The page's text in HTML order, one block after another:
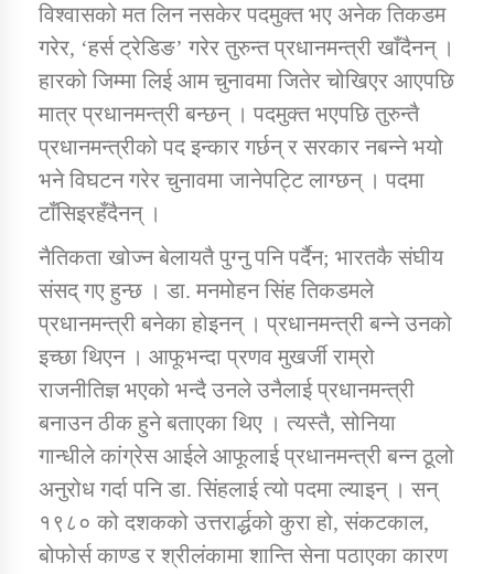
विश्वासको मत लिन नसकेर पदमुक्त भए अनेक तिकडम
गरेर, ‘हर्स ट्रेडिङ’ गरेर तुरुन्त प्रधानमन्त्री खाँदैनन् ।
हारको जिम्मा लिई आम चुनावमा जितेर चोखिएर आएपछि
मात्र प्रधानमन्त्री बन्छन् । पदमुक्त भएपछि तुरुन्तै
प्रधानमन्त्रीको पद इन्कार गर्छन् र सरकार नबन्ने भयो
भने विघटन गरेर चुनावमा जानेपट्टि लाग्छन् । पदमा
टाँसिइरहँदैनन् ।
नैतिकता खोज्न बेलायतै पुग्नु पनि पर्दैन; भारतकै संघीय
संसद् गए हुन्छ । डा. मनमोहन सिंह तिकडमले
प्रधानमन्त्री बनेका होइनन् । प्रधानमन्त्री बन्ने उनको
इच्छा थिएन । आफूभन्दा प्रणव मुखर्जी राम्रो
राजनीतिज्ञ भएको भन्दै उनले उनैलाई प्रधानमन्त्री
बनाउन ठीक हुने बताएका थिए । त्यस्तै, सोनिया
गान्धीले कांग्रेस आईले आफूलाई प्रधानमन्त्री बन्न ठूलो
अनुरोध गर्दा पनि डा. सिंहलाई त्यो पदमा ल्याइन् । सन्
१९८० को दशकको उत्तरार्द्धको कुरा हो, संकटकाल,
बोफोर्स काण्ड र श्रीलंकामा शान्ति सेना पठाएका कारण